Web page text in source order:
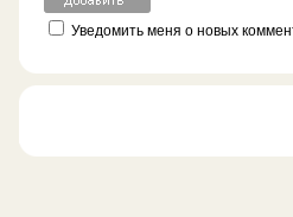
Уведомить меня о новых